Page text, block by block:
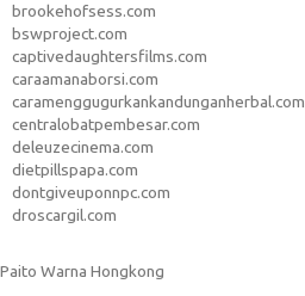
brookehofsess.com
bswproject.com
captivedaughtersfilms.com
caraamanaborsi.com
caramenggugurkankandunganherbal.com
centralobatpembesar.com
deleuzecinema.com
dietpillspapa.com
dontgiveuponnpc.com
droscargil.com
Paito Warna Hongkong